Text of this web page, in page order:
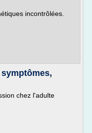
incontrôlées.
chez l'adulte